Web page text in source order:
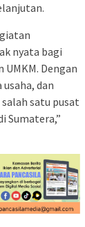
nyata bagi
Dengan
dan
satu pusat
Sumatera,”